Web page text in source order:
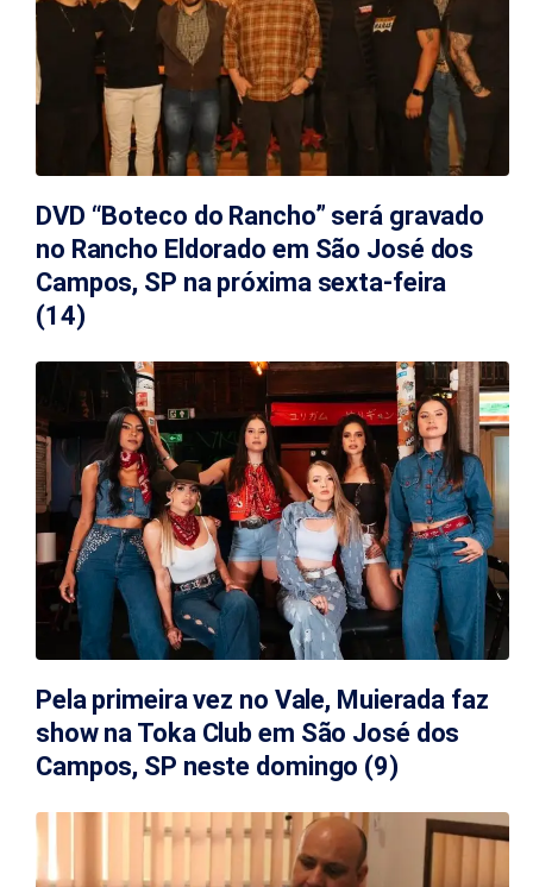
DVD “Boteco do Rancho” será gravado
no Rancho Eldorado em São José dos
Campos, SP na próxima sexta-feira
(14)
Pela primeira vez no Vale, Muierada faz
show na Toka Club em São José dos
Campos, SP neste domingo (9)